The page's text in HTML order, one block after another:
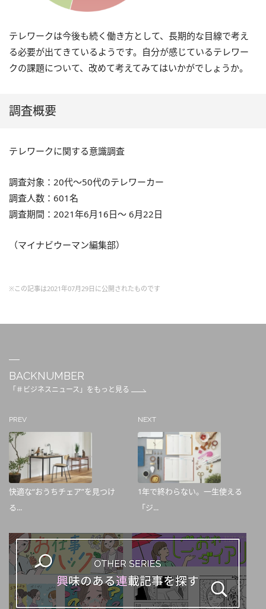
テレワークは今後も続く働き方として、長期的な目線で考え
る必要が出てきているようです。自分が感じているテレワー
クの課題について、改めて考えてみてはいかがでしょうか。
調査概要
テレワークに関する意識調査
調査対象：20代〜50代のテレワーカー
調査人数：601名
調査期間：2021年6月16日〜 6月22日
（マイナビウーマン編集部）
※この記事は2021年07月29日に公開されたものです
BACKNUMBER
「＃ビジネスニュース」をもっと見る
PREV
快適な“おうちチェア”を見つけ
る...
NEXT
1年で終わらない。一生使える
「ジ...